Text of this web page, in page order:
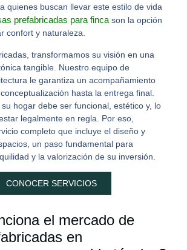
quienes buscan llevar este estilo de vida
prefabricadas para fincason la opción
confort y naturaleza.
transformamos su visión en una
tangible. Nuestro equipo de
le garantiza un acompañamiento
hasta la entrega final.
hogar debe ser funcional, estético y, lo
legalmente en regla.
Por eso,
completo que incluye el diseño y
un paso fundamental para
y la valorización de su inversión.
CONOCER SERVICIOS
el mercado de
en